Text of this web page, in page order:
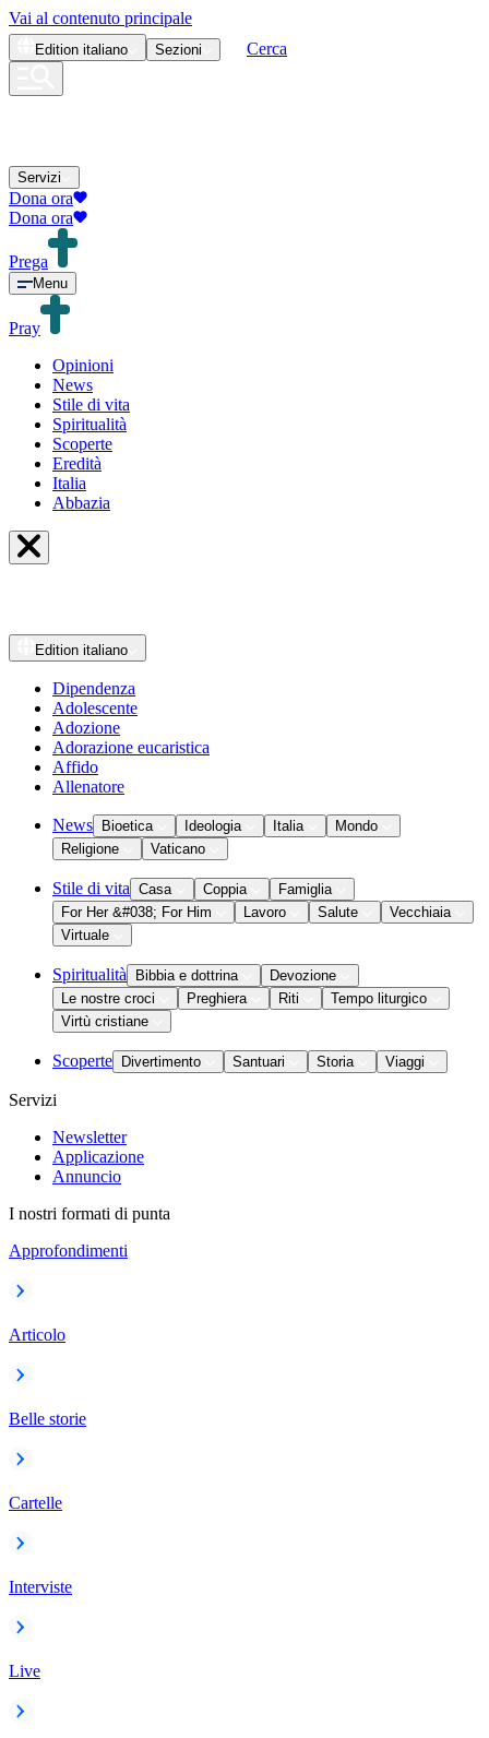
Vai al contenuto principale
Edition italiano Sezioni Cerca
Servizi
Dona ora
Dona ora
Prega
Menu
Pray
Opinioni
News
Stile di vita
Spiritualità
Scoperte
Eredità
Italia
Abbazia
Edition italiano
Dipendenza
Adolescente
Adozione
Adorazione eucaristica
Affido
Allenatore
News Bioetica Ideologia Italia
Mondo
Religione
Vaticano
Stile di vita Casa Coppia
Famiglia
For Her &#038; For Him
Lavoro Salute
Vecchiaia
Virtuale
Spiritualità Bibbia e dottrina
Devozione
Le nostre croci
Preghiera Riti
Tempo liturgico
Virtù cristiane
Scoperte Divertimento Santuari Storia Viaggi
Servizi
Newsletter
Applicazione
Annuncio
I nostri formati di punta
Approfondimenti
Articolo
Belle storie
Cartelle
Interviste
Live